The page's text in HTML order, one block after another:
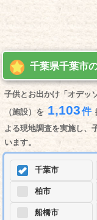
千葉県千葉市
子供とお出かけ「オデッ
（施設）を 1,103件
よる現地調査を実施し、
います。
千葉市
柏市
船橋市